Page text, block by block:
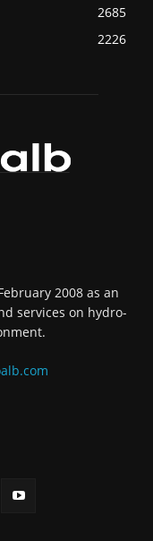
2685
2226
2008 as an
services on hydro-